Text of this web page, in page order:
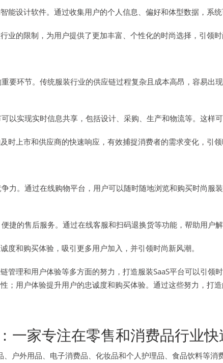
能设计软件。通过收集用户的个人信息、偏好和体型数据，系
业的限制，为用户提供了更加丰富、个性化的时尚选择，引领时
要环节。传统服装行业的供应链过程复杂且成本高昂，容易
以实现实时信息共享，包括设计、采购、生产和物流等。这样
时上市和供应商的快速响应，有效捕捉消费者的需求变化，引领
力。通过在线购物平台，用户可以随时随地浏览和购买时尚
捷的售后服务。通过在线客服和扫码退换货等功能，帮助用户
度和购买体验，吸引更多用户加入，并引领时尚新风潮。
管理和用户体验等多方面的努力，打造服装SaaS平台可以引
；用户体验提升用户的忠诚度和购买体验。通过这些努力，打造
一家专注在零售和消费品行业
户外用品、电子消费品、化妆品和个人护理品、食品饮料等